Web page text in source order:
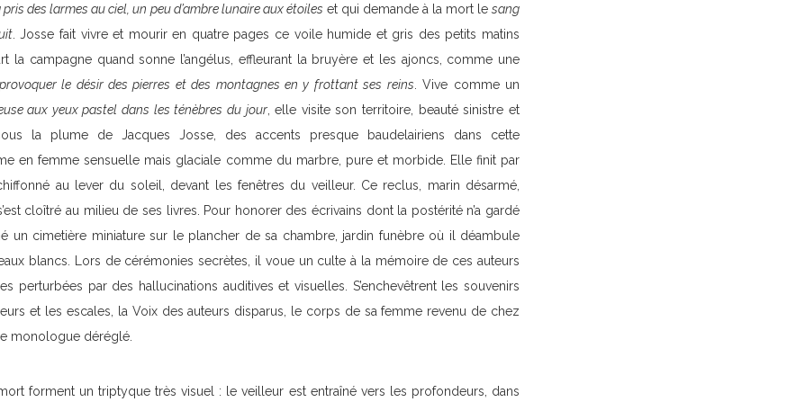
des larmes au ciel, un peu d’ambre lunaire aux étoiles et qui demande à la mort lesang
. Josse fait vivre et mourir en quatre pages ce voile humide et gris des petits matins
la campagne quand sonne l’angélus, effleurant la bruyère et les ajoncs, comme une
provoquer le désir des pierres et des montagnes en y frottant ses reins . Vive comme un
aux yeux pastel dans les ténèbres du jour, elle visite son territoire, beauté sinistre et
la plume de Jacques Josse, des accents presque baudelairiens dans cette
en femme sensuelle mais glaciale comme du marbre, pure et morbide. Elle finit par
au lever du soleil, devant les fenêtres du veilleur. Ce reclus, marin désarmé,
cloîtré au milieu de ses livres. Pour honorer des écrivains dont la postérité n’a gardé
un cimetière miniature sur le plancher de sa chambre, jardin funèbre où il déambule
blancs. Lors de cérémonies secrètes, il voue un culte à la mémoire de ces auteurs
perturbées par des hallucinations auditives et visuelles. S’enchevêtrent les souvenirs
et les escales, la Voix des auteurs disparus, le corps de sa femme revenu de chez
monologue déréglé.
forment un triptyque très visuel : le veilleur est entraîné vers les profondeurs, dans